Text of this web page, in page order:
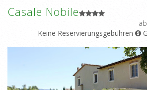
Casale Nobile
Keine Reservierungsgebühren